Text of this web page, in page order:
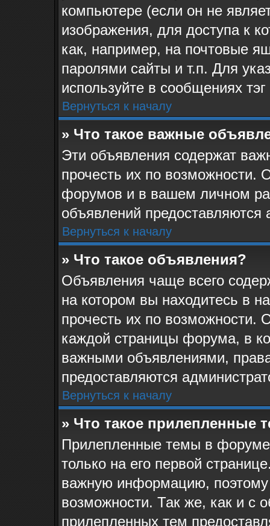
компьютере (если он не
изображения, для доступа к
как, например, на почтовые
паролями сайты и т.п. Для
используйте в сообщениях
Вернуться к началу
» Что такое важные
Эти объявления содержат
прочесть их по возможности.
форумов и в вашем личном
объявлений
Вернуться к началу
» Что такое объявления?
Объявления чаще всего
на котором вы находитесь в
прочесть их по возможности.
каждой страницы форума, в
важными объявлениями,
предоставляются
Вернуться к началу
» Что такое прилепленные
Прилепленные темы в форуме
только на его первой
важную информацию,
возможности. Так же, как и с
прилепленных тем